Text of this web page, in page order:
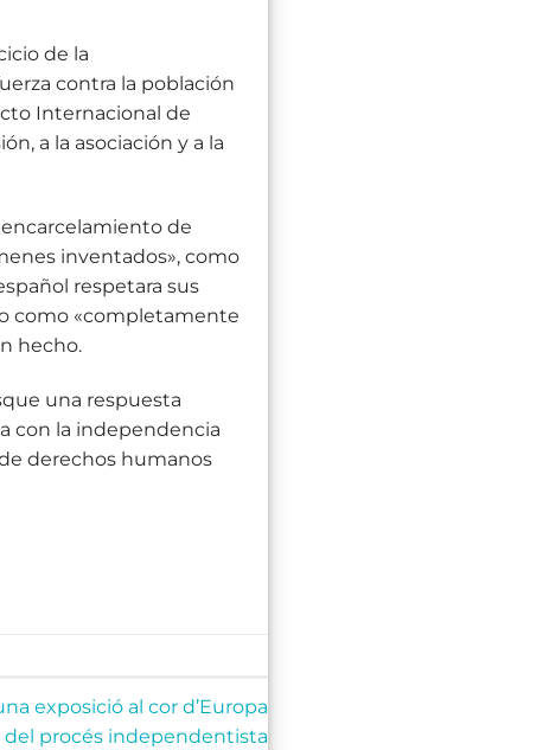
de la
contra la población
Internacional de
a la asociación y a la
encarcelamiento de
inventados», como
respetara sus
como «completamente
hecho.
una respuesta
con la independencia
derechos humanos
exposició al cor d’Europa
del procés independentista